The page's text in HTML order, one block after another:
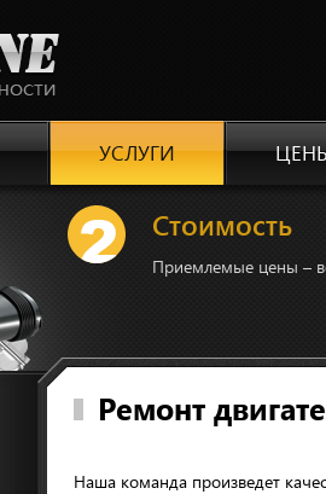
УСЛУГИ
Стоимость
Приемлемые цены –
Ремонт
Наша команда произведет